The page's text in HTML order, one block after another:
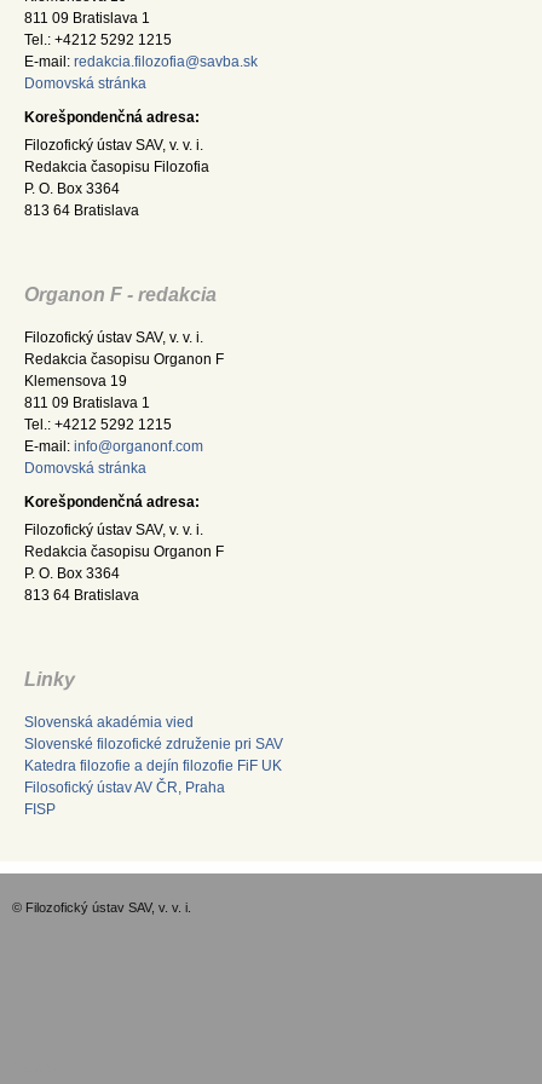
811 09 Bratislava 1
Tel.: +4212 5292 1215
E-mail: redakcia.filozofia@savba.sk
Domovská stránka
Korešpondenčná adresa:
Filozofický ústav SAV, v. v. i.
Redakcia časopisu Filozofia
P. O. Box 3364
813 64 Bratislava
Organon F - redakcia
Filozofický ústav SAV, v. v. i.
Redakcia časopisu Organon F
Klemensova 19
811 09 Bratislava 1
Tel.: +4212 5292 1215
E-mail: info@organonf.com
Domovská stránka
Korešpondenčná adresa:
Filozofický ústav SAV, v. v. i.
Redakcia časopisu Organon F
P. O. Box 3364
813 64 Bratislava
Linky
Slovenská akadémia vied
Slovenské filozofické združenie pri SAV
Katedra filozofie a dejín filozofie FiF UK
Filosofický ústav AV ČR, Praha
FISP
© Filozofický ústav SAV, v. v. i.